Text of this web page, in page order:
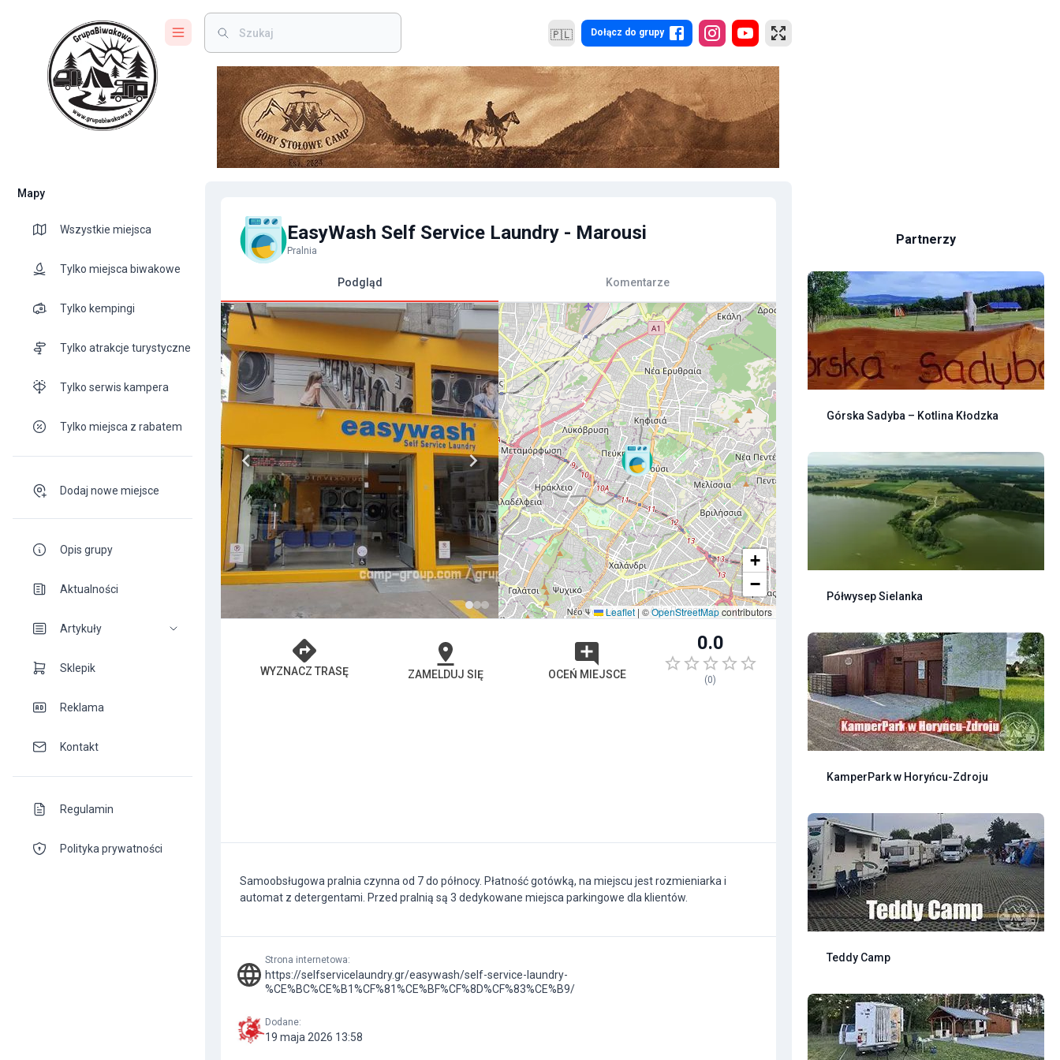
🇵🇱 Dołącz do grupy
Mapy
Wszystkie miejsca
Tylko miejsca biwakowe
Tylko kempingi
Tylko atrakcje turystyczne
Tylko serwis kampera
Tylko miejsca z rabatem
Dodaj nowe miejsce
Opis grupy
Aktualności
Artykuły
Sklepik
Reklama
Kontakt
Regulamin
Polityka prywatności
EasyWash Self Service Laundry - Marousi
Pralnia
Podgląd Komentarze
+
−
Leaflet | ©OpenStreetMapcontributors
WYZNACZ TRASĘ ZAMELDUJ SIĘ OCEŃ MIEJSCE
0.0
(0)
Samoobsługowa pralnia czynna od 7 do północy. Płatność gotówką, na miejscu jest rozmieniarka i
automat z detergentami. Przed pralnią są 3 dedykowane miejsca parkingowe dla klientów.
Strona internetowa:
https://selfservicelaundry.gr/easywash/self-service-laundry-
%CE%BC%CE%B1%CF%81%CE%BF%CF%8D%CF%83%CE%B9/
Dodane:
19 maja 2026 13:58
Partnerzy
Górska Sadyba – Kotlina Kłodzka
Półwysep Sielanka
KamperPark w Horyńcu-Zdroju
Teddy Camp